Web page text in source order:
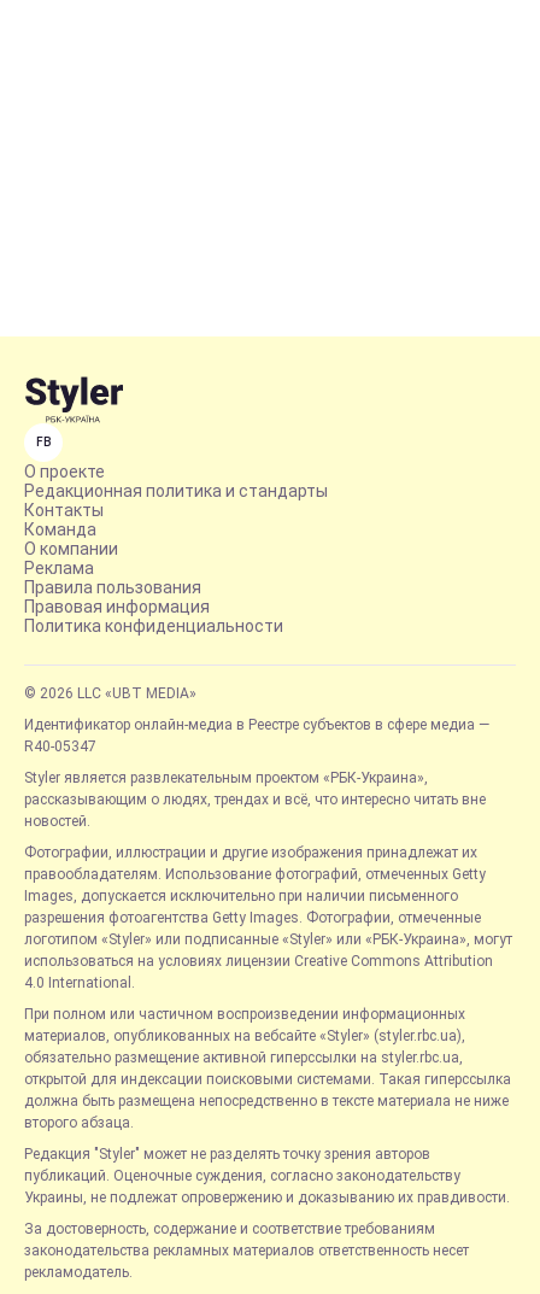
FB
О проекте
Редакционная политика и стандарты
Контакты
Команда
О компании
Реклама
Правила пользования
Правовая информация
Политика конфиденциальности
© 2026 LLC «UBT MEDIA»
Идентификатор онлайн-медиа в Реестре субъектов в сфере медиа —
R40-05347
Styler является развлекательным проектом «РБК-Украина»,
рассказывающим о людях, трендах и всё, что интересно читать вне
новостей.
Фотографии, иллюстрации и другие изображения принадлежат их
правообладателям. Использование фотографий, отмеченных Getty
Images, допускается исключительно при наличии письменного
разрешения фотоагентства Getty Images. Фотографии, отмеченные
логотипом «Styler» или подписанные «Styler» или «РБК-Украина», могут
использоваться на условиях лицензии Creative Commons Attribution
4.0 International.
При полном или частичном воспроизведении информационных
материалов, опубликованных на вебсайте «Styler» (styler.rbc.ua),
обязательно размещение активной гиперссылки на styler.rbc.ua,
открытой для индексации поисковыми системами. Такая гиперссылка
должна быть размещена непосредственно в тексте материала не ниже
второго абзаца.
Редакция "Styler" может не разделять точку зрения авторов
публикаций. Оценочные суждения, согласно законодательству
Украины, не подлежат опровержению и доказыванию их правдивости.
За достоверность, содержание и соответствие требованиям
законодательства рекламных материалов ответственность несет
рекламодатель.